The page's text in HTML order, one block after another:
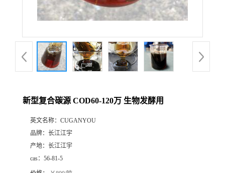
新型复合碳源 COD60-120万 生物发酵用
英文名称： CUGANYOU
品牌： 长江江宇
产地： 长江江宇
cas： 56-81-5